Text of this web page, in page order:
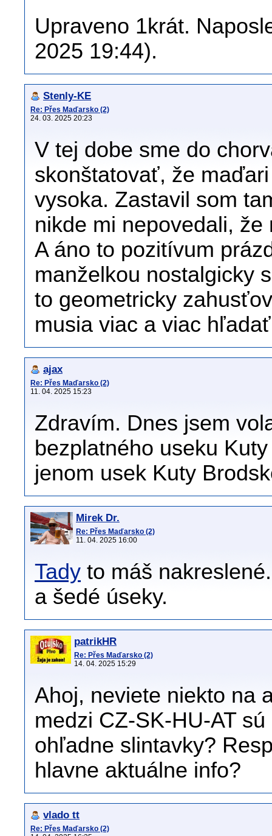
Upraveno 1krát.
2025 19:44).
Stenly-KE
Re: Přes Maďarsko (2)
24. 03. 2025 20:23
V tej dobe sme do
skonštatovať, že
vysoka. Zastavil som
nikde mi nepovedali,
A áno to pozitívum
manželkou nostalgicky
to geometricky
musia viac a viac
ajax
Re: Přes Maďarsko (2)
11. 04. 2025 15:23
Zdravím. Dnes jsem
bezplatného useku
jenom usek Kuty
Mirek Dr.
Re: Přes Maďarsko (2)
11. 04. 2025 16:00
Tady to máš
a šedé úseky.
patrikHR
Re: Přes Maďarsko (2)
14. 04. 2025 15:29
Ahoj, neviete niekto na
medzi CZ-SK-HU-AT
ohľadne slintavky?
hlavne aktuálne info?
vlado tt
Re: Přes Maďarsko (2)